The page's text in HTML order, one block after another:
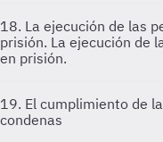
18. La ejecución de las
prisión. La ejecución de
en prisión.
19. El cumplimiento de
condenas